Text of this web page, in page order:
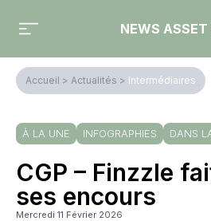
NEWS ASSET
Accueil > Actualités > Intermédiaires
À LA UNE INFOGRAPHIES DANS
CGP – Finzzle
ses encours
Mercredi 11 Février 2026